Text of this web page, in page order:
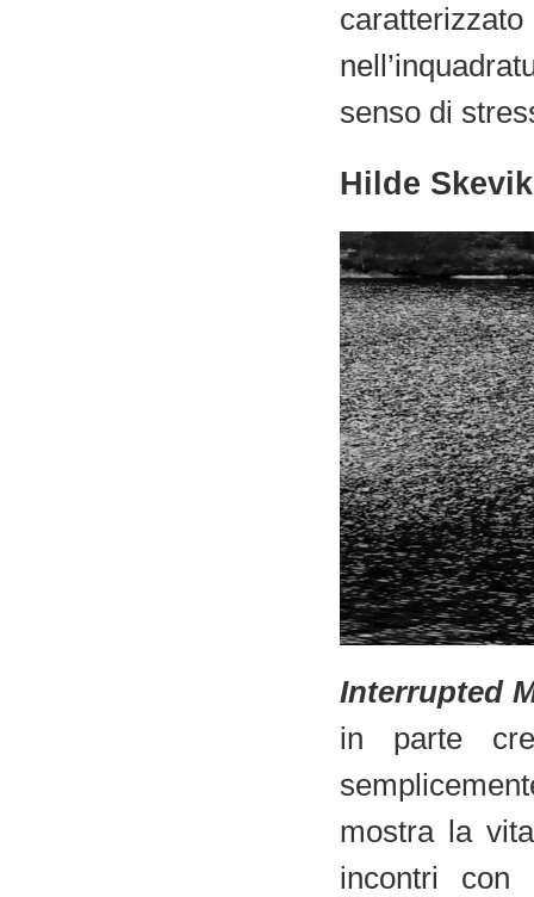
senso di
Hilde
Interrupted
in parte
mostra la
incontri con